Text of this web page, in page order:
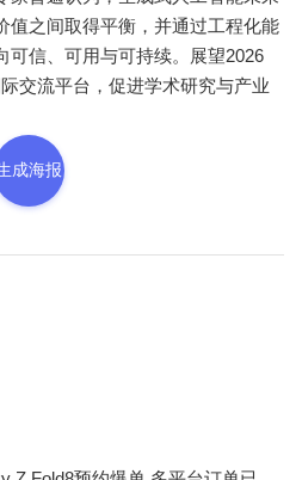
值之间取得平衡，并通过工程化能
可信、可用与可持续。展望2026
交流平台，促进学术研究与产业
成海报